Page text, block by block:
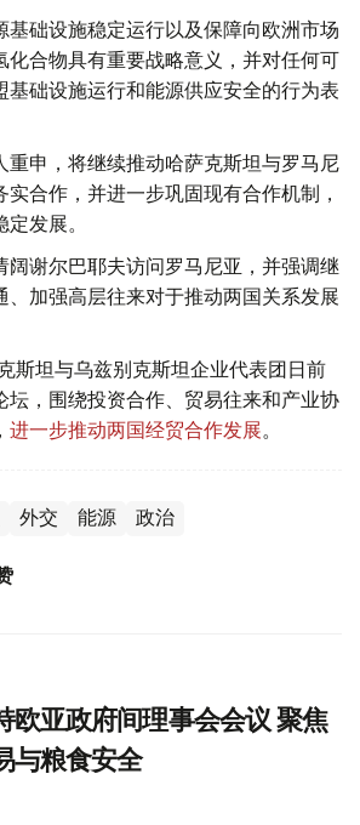
基础设施稳定运行以及保障向欧洲市场
化合物具有重要战略意义，并对任何可
基础设施运行和能源供应安全的行为表
重申，将继续推动哈萨克斯坦与罗马尼
合作，并进一步巩固现有合作机制，
发展。
阔谢尔巴耶夫访问罗马尼亚，并强调继
、加强高层往来对于推动两国关系发展
斯坦与乌兹别克斯坦企业代表团日前
坛，围绕投资合作、贸易往来和产业协
进一步推动两国经贸合作发展。
外交 能源 政治
欧亚政府间理事会会议 聚焦
与粮食安全